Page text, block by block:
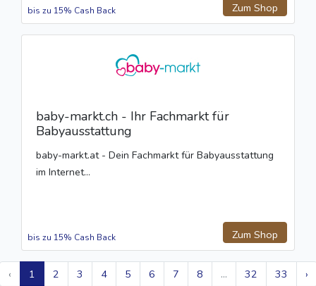
Zum Shop
bis zu 15% Cash Back
baby-markt.ch - Ihr Fachmarkt für
Babyausstattung
baby-markt.at - Dein Fachmarkt für Babyausstattung
im Internet...
Zum Shop
bis zu 15% Cash Back
‹ 1 2 3 4 5 6 7 8 ... 32 33 ›